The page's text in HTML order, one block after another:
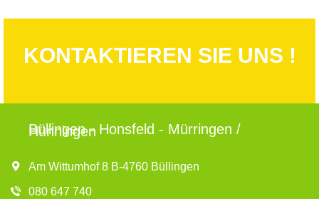
KONTAKTIEREN SIE UNS !
Büllingen - Honsfeld - Mürringen /
Hünningen
Am Wittumhof 8 B-4760 Büllingen
080 647 740